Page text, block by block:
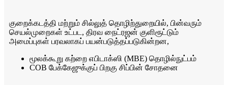
குறைக்கடத்தி மற்றும் சில்லுத் தொழிற்துறையில், பின்வரும்
செயல்முறைகள் உட்பட, திரவ நைட்ரஜன் குளிரூட்டும்
அமைப்புகள் பரவலாகப் பயன்படுத்தப்படுகின்றன,
மூலக்கூறு கற்றை எபிடாக்ஸி (MBE) தொழில்நுட்பம்
COB பேக்கேஜுக்குப் பிறகு சிப்பின் சோதனை